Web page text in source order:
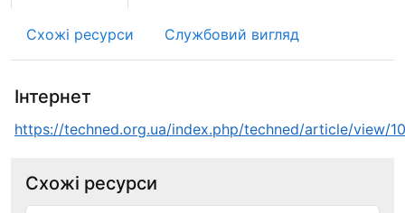
Схожі ресурси Службовий вигляд
Інтернет
https://techned.org.ua/index.php/techned/article/view/
Схожі ресурси